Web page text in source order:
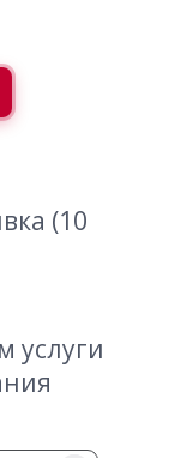
(10
услуги